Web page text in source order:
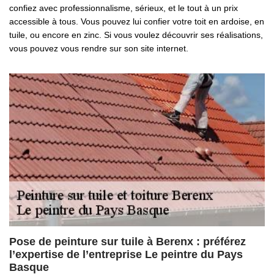
confiez avec professionnalisme, sérieux, et le tout à un prix
accessible à tous. Vous pouvez lui confier votre toit en ardoise, en
tuile, ou encore en zinc. Si vous voulez découvrir ses réalisations,
vous pouvez vous rendre sur son site internet.
Pose de peinture sur tuile à Berenx : préférez
l’expertise de l’entreprise Le peintre du Pays
Basque